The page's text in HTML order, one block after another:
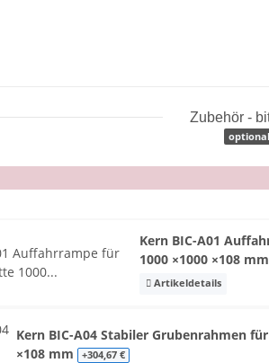
Zubehör -
Kern BIC-A01
1000 ×1000 ×108
Artikeldetails
Kern BIC-A04 Stabiler Grubenrahmen
×108 mm
+304,67 €